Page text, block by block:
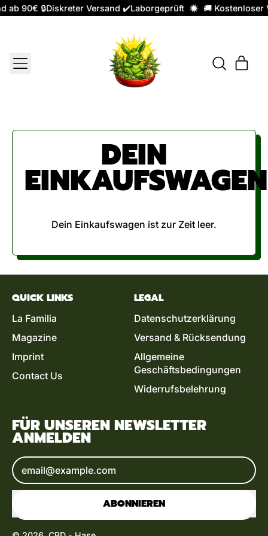
ab 90€ 🔒Diskreter Versand ✔️Laborgeprüft 🚚 Kostenloser
MENU
DEIN
EINKAUFSWAGEN
Dein Einkaufswagen ist zur Zeit leer.
QUICK LINKS
La Familia
Magazine
Imprint
Contact Us
LEGAL
Datenschutzerklärung
Versand & Rücksendung
Allgemeine
Geschäftsbedingungen
Widerrufsbelehrung
FÜR UNSEREN NEWSLETTER
ANMELDEN
E-Mail-Adresse
ABONNIEREN